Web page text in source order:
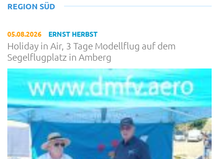
REGION SÜD
05.08.2026 ERNST HERBST
Holiday in Air, 3 Tage Modellflug auf dem
Segelflugplatz in Amberg